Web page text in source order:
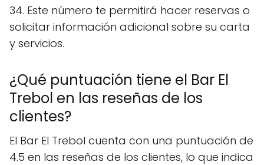
34. Este número te permitirá hacer reservas o
solicitar información adicional sobre su carta
y servicios.
¿Qué puntuación tiene el Bar El
Trebol en las reseñas de los
clientes?
El Bar El Trebol cuenta con una puntuación de
4.5 en las reseñas de los clientes, lo que indica